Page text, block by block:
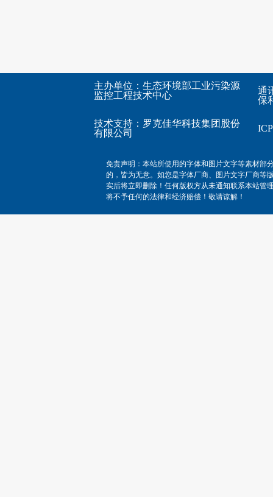
主办单位：生态环境部工业污染源
监控工程技术中心
技术支持： 罗克佳华科技集团股份
有限公司
通
保
免责声明：本站所使用的字体和图片文字等素材部
的，皆为无意。如您是字体厂商、图片文字厂商等
实后将立即删除！任何版权方从未通知联系本站管
将不予任何的法律和经济赔偿！敬请谅解！